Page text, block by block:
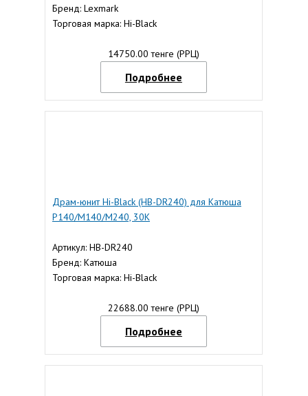
Бренд: Lexmark
Торговая марка: Hi-Black
14750.00 тенге (РРЦ)
Подробнее
Драм-юнит Hi-Black (HB-DR240) для Катюша
P140/M140/M240, 30K
Артикул: HB-DR240
Бренд: Катюша
Торговая марка: Hi-Black
22688.00 тенге (РРЦ)
Подробнее